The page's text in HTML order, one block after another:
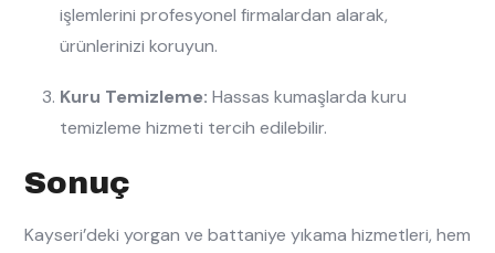
işlemlerini profesyonel firmalardan alarak,
ürünlerinizi koruyun.
Kuru Temizleme: Hassas kumaşlarda kuru
temizleme hizmeti tercih edilebilir.
Sonuç
Kayseri’deki yorgan ve battaniye yıkama hizmetleri, hem